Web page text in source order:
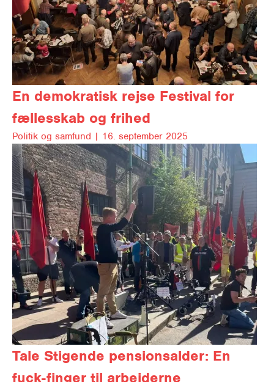
En demokratisk rejse Festival for
fællesskab og frihed
Politik og samfund | 16. september 2025
Tale Stigende pensionsalder: En
fuck-finger til arbejderne